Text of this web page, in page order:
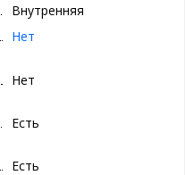
Внутренняя
Нет
Нет
Есть
Есть